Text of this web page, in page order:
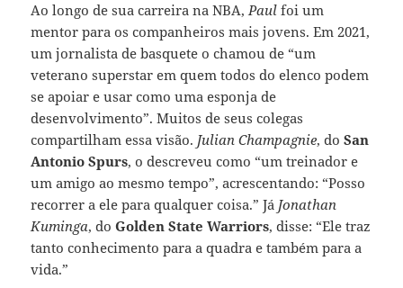
Ao longo de sua carreira na NBA,Paul foi um
mentor para os companheiros mais jovens. Em 2021,
um jornalista de basquete o chamou de “um
veterano superstar em quem todos do elenco podem
se apoiar e usar como uma esponja de
desenvolvimento”. Muitos de seus colegas
compartilham essa visão. Julian Champagnie, doSan
Antonio Spurs, o descreveu como “um treinador e
um amigo ao mesmo tempo”, acrescentando: “Posso
recorrer a ele para qualquer coisa.” Já Jonathan
Kuminga, doGolden State Warriors, disse: “Ele traz
tanto conhecimento para a quadra e também para a
vida.”